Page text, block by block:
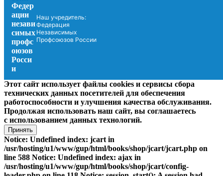
Наш учредитель:
Федерация
Независимых
Профсоюзов России
Этот сайт использует файлы cookies и сервисы сбора
технических данных посетителей для обеспечения
работоспособности и улучшения качества обслуживания.
Продолжая использовать наш сайт, вы соглашаетесь
с использованием данных технологий.
Принять
Notice: Undefined index: jcart in
/usr/hosting/u1/www/gup/html/books/shop/jcart/jcart.php on
line 588 Notice: Undefined index: ajax in
/usr/hosting/u1/www/gup/html/books/shop/jcart/config-